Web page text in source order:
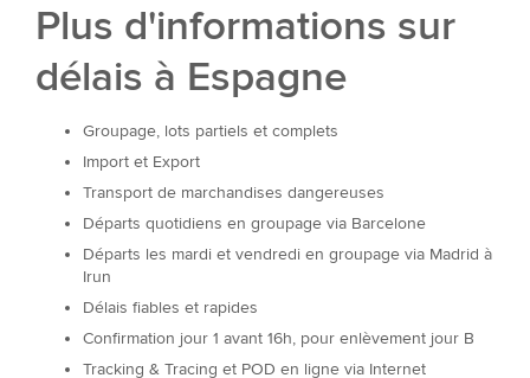
Plus d'informations sur
délais à Espagne
Groupage, lots partiels et complets
Import et Export
Transport de marchandises dangereuses
Départs quotidiens en groupage via Barcelone
Départs les mardi et vendredi en groupage via Madrid à
Irun
Délais fiables et rapides
Confirmation jour 1 avant 16h, pour enlèvement jour B
Tracking & Tracing et POD en ligne via Internet